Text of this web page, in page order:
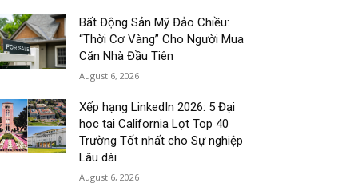
Bất Động Sản Mỹ Đảo Chiều:
“Thời Cơ Vàng” Cho Người Mua
Căn Nhà Đầu Tiên
August 6, 2026
Xếp hạng LinkedIn 2026: 5 Đại
học tại California Lọt Top 40
Trường Tốt nhất cho Sự nghiệp
Lâu dài
August 6, 2026